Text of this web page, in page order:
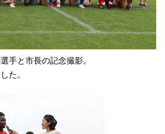
手と市長の記念撮影。
た。